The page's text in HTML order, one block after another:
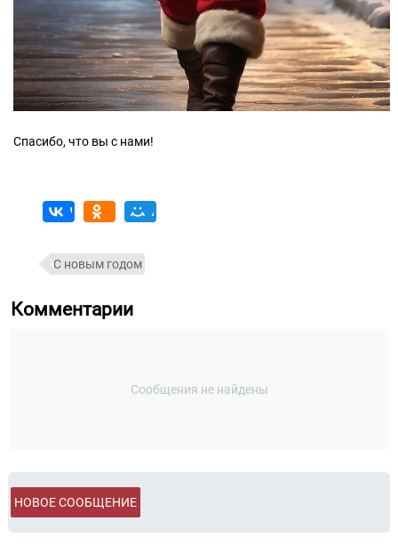
Спасибо, что вы с нами!
С новым годом
Комментарии
Сообщения не найдены
НОВОЕ СООБЩЕНИЕ